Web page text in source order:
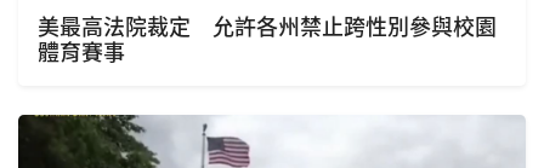
美最高法院裁定 允許各州禁止跨性別參與校園
體育賽事